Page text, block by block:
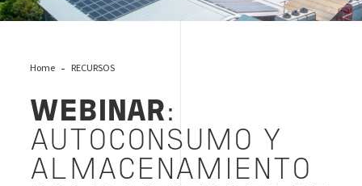
Home RECURSOS
WEBINAR:
AUTOCONSUMO Y
ALMACENAMIENTO